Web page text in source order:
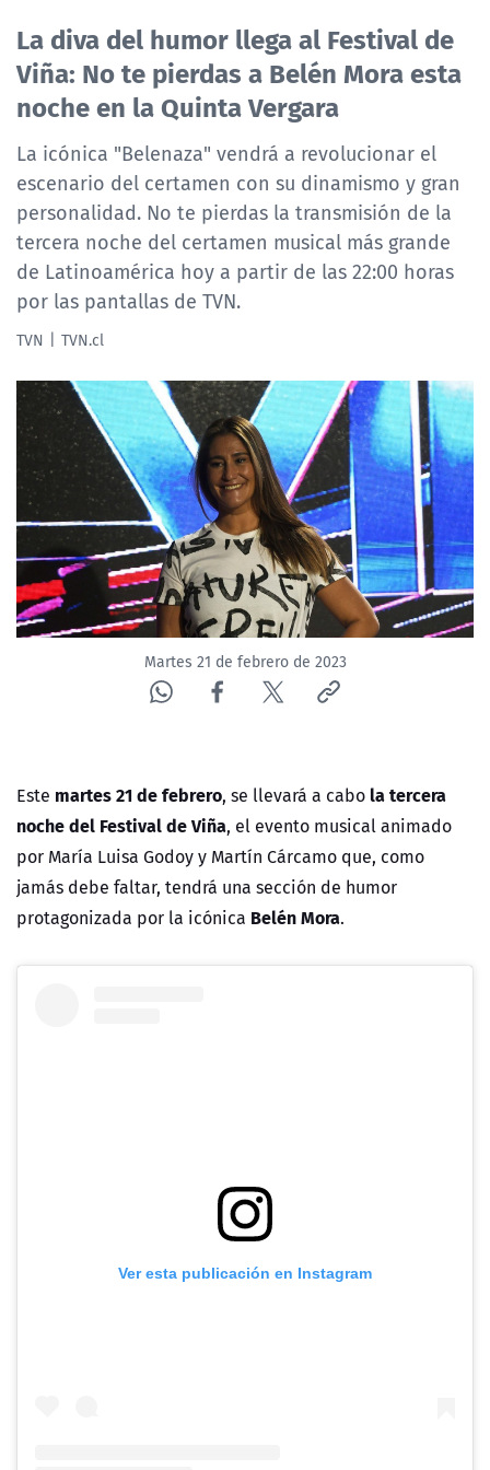
NTV
ACTUALIDAD Y TENDENCIAS
CORPORATIVO Y TRANSPARENCIA
CANAL DE DENUNCIAS
ÁREA DE PROYECTOS
La diva del humor llega al Festival de
Viña: No te pierdas a Belén Mora esta
noche en la Quinta Vergara
La icónica "Belenaza" vendrá a revolucionar el
escenario del certamen con su dinamismo y gran
personalidad. No te pierdas la transmisión de la
tercera noche del certamen musical más grande
de Latinoamérica hoy a partir de las 22:00 horas
por las pantallas de TVN.
TVN TVN.cl
Martes 21 de febrero de 2023
Este martes 21 de febrero, se llevará a cabo la tercera
noche del Festival de Viña, el evento musical animado
por María Luisa Godoy y Martín Cárcamo que, como
jamás debe faltar, tendrá una sección de humor
protagonizada por la icónica Belén Mora.
Ver esta publicación en Instagram